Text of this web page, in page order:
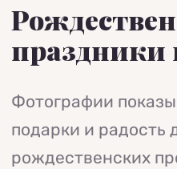
праздники
Фотографии
подарки и радость
рождественских